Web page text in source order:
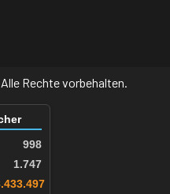
Rechte vorbehalten.
998
1.747